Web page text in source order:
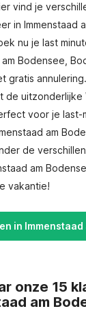
vind je
in Immenstaad
nu je last
Bodensee,
gratis
de uitzonderlijke
voor je last-
am
de
am
vakantie!
in Immenstaad
onze 15
am